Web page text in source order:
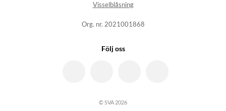
Visselblåsning
Org. nr. 2021001868
Följ oss
© SVA 2026